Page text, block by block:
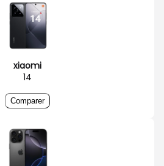
xiaomi
14
Comparer